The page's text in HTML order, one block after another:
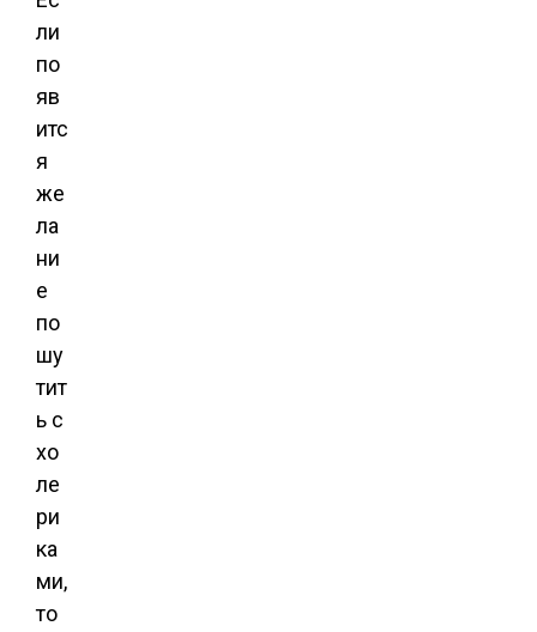
ли
по
яв
итс
я
же
ла
ни
е
по
шу
тит
ь с
хо
ле
ри
ка
ми,
то